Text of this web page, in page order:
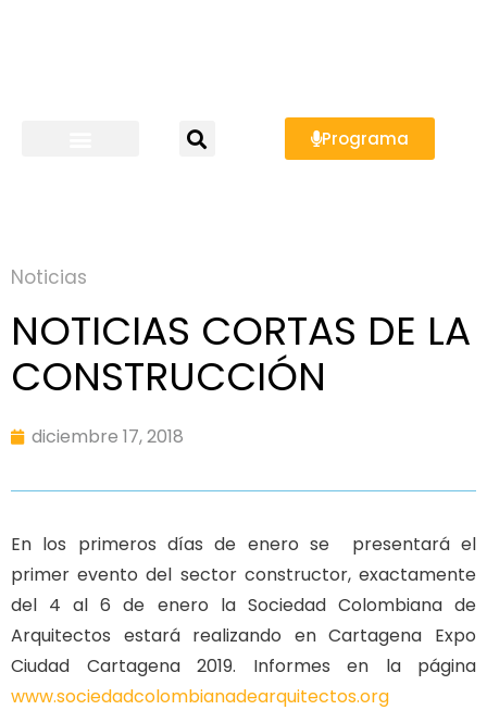
Programa
Noticias
NOTICIAS CORTAS DE LA
CONSTRUCCIÓN
diciembre 17, 2018
En los primeros días de enero se presentará el
primer evento del sector constructor, exactamente
del 4 al 6 de enero la Sociedad Colombiana de
Arquitectos estará realizando en Cartagena Expo
Ciudad Cartagena 2019. Informes en la página
www.sociedadcolombianadearquitectos.org